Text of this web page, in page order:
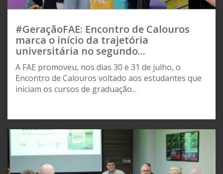
#GeraçãoFAE: Encontro de Calouros
marca o início da trajetória
universitária no segundo...
A FAE promoveu, nos dias 30 e 31 de julho, o
Encontro de Calouros voltado aos estudantes que
iniciam os cursos de graduação...